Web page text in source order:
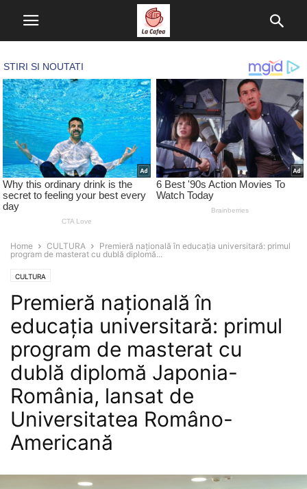
Home CULTURA
Premieră națională în educația universitară: primul
program de masterat cu dublă diplomă...
CULTURA
Premieră națională în
educația universitară: primul
program de masterat cu
dublă diplomă Japonia-
România, lansat de
Universitatea Româno-
Americană